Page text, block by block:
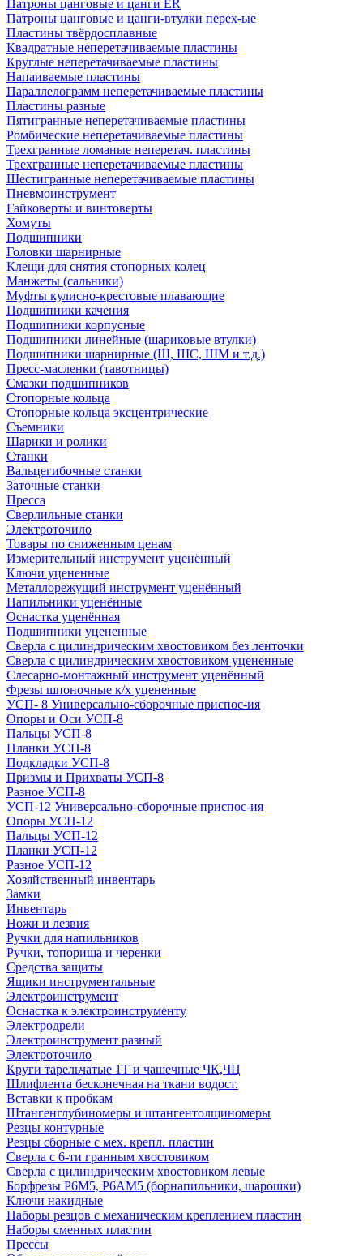
Патроны цанговые и цанги ER
Патроны цанговые и цанги-втулки перех-ые
Пластины твёрдосплавные
Квадратные неперетачиваемые пластины
Круглые неперетачиваемые пластины
Напаиваемые пластины
Параллелограмм неперетачиваемые пластины
Пластины разные
Пятигранные неперетачиваемые пластины
Ромбические неперетачиваемые пластины
Трехгранные ломаные неперетач. пластины
Трехгранные неперетачиваемые пластины
Шестигранные неперетачиваемые пластины
Пневмоинструмент
Гайковерты и винтоверты
Хомуты
Подшипники
Головки шарнирные
Клещи для снятия стопорных колец
Манжеты (сальники)
Муфты кулисно-крестовые плавающие
Подшипники качения
Подшипники корпусные
Подшипники линейные (шариковые втулки)
Подшипники шарнирные (Ш, ШС, ШМ и т.д.)
Пресс-масленки (тавотницы)
Смазки подшипников
Стопорные кольца
Стопорные кольца эксцентрические
Съемники
Шарики и ролики
Станки
Вальцегибочные станки
Заточные станки
Пресса
Сверлильные станки
Электроточило
Товары по сниженным ценам
Измерительный инструмент уценённый
Ключи уцененные
Металлорежущий инструмент уценённый
Напильники уценённые
Оснастка уценённая
Подшипники уцененные
Сверла с цилиндрическим хвостовиком без ленточки
Сверла с цилиндрическим хвостовиком уцененные
Слесарно-монтажный инструмент уценённый
Фрезы шпоночные к/х уцененные
УСП- 8 Универсально-сборочные приспос-ия
Опоры и Оси УСП-8
Пальцы УСП-8
Планки УСП-8
Подкладки УСП-8
Призмы и Прихваты УСП-8
Разное УСП-8
УСП-12 Универсально-сборочные приспос-ия
Опоры УСП-12
Пальцы УСП-12
Планки УСП-12
Разное УСП-12
Хозяйственный инвентарь
Замки
Инвентарь
Ножи и лезвия
Ручки для напильников
Ручки, топорища и черенки
Средства защиты
Ящики инструментальные
Электроинструмент
Оснастка к электроинструменту
Электродрели
Электроинструмент разный
Электроточило
Круги тарельчатые 1Т и чашечные ЧК,ЧЦ
Шлифлента бесконечная на ткани водост.
Вставки к пробкам
Штангенглубиномеры и штангентолщиномеры
Резцы контурные
Резцы сборные с мех. крепл. пластин
Сверла с 6-ти гранным хвостовиком
Сверла с цилиндрическим хвостовиком левые
Борфрезы Р6М5, Р6АМ5 (борнапильники, шарошки)
Ключи накидные
Наборы резцов с механическим креплением пластин
Наборы сменных пластин
Прессы